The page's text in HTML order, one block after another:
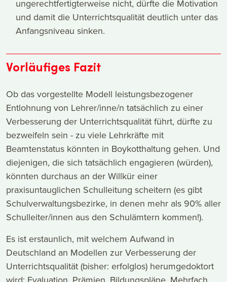
ungerechtfertigterweise nicht, dürfte die Motivation
und damit die Unterrichtsqualität deutlich unter das
Anfangsniveau sinken.
Vorläufiges Fazit
Ob das vorgestellte Modell leistungsbezogener
Entlohnung von Lehrer/inne/n tatsächlich zu einer
Verbesserung der Unterrichtsqualität führt, dürfte zu
bezweifeln sein - zu viele Lehrkräfte mit
Beamtenstatus könnten in Boykotthaltung gehen. Und
diejenigen, die sich tatsächlich engagieren (würden),
könnten durchaus an der Willkür einer
praxisuntauglichen Schulleitung scheitern (es gibt
Schulverwaltungsbezirke, in denen mehr als 90% aller
Schulleiter/innen aus den Schulämtern kommen!).
Es ist erstaunlich, mit welchem Aufwand in
Deutschland an Modellen zur Verbesserung der
Unterrichtsqualität (bisher: erfolglos) herumgedoktort